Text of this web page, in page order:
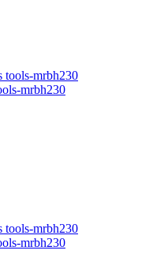
mrbh230
mrbh230